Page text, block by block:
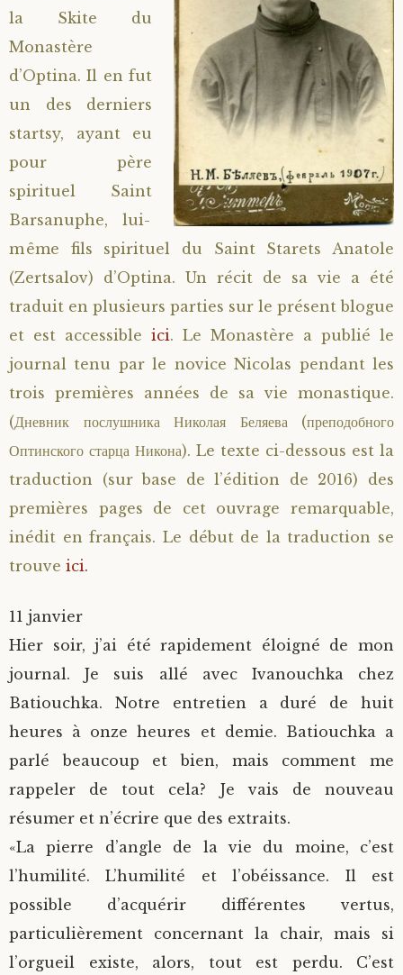
Saint Hilarion (Troïtski)
Saint Jean de Kronstadt
Saint Laurent de Tchernigov
Saint Nikon d’Optina
Saint Seraphim de Sarov
Saint Seraphim de Vyritsa
Saint Serge de Radonège
Saint Siméon (Jelnine)
Saint Sophrony l’Athonite
Sainte Xenia
Sainte Matrone de Moscou
Métropolite Zénobe (Majouga)
Archimandrite Adrien (Kirsanov)
Archimandrite Alipi (Voronov)
Archimandrite Andronique (Loukach)
Archimandrite Athénogène (Agapov)
Higoumène Boris (Kramtsov)
Bienheureuses et Staritsas
Bienheureuse Lioubouchka
Bienheureuse Maria Ivanovna
Staritsa Marie Makovkine
Natalia de Vyritsa
Staritsa Anastasia
Geronda Grigorios de Dochiariou
Archimandrite Hippolyte (Khaline)
Archimandrite Lazare (Abachidzé)
Geronda Arsenios le Spiléote
Gerondissa Makrina (Vassopoulou)
Père Héliodore
Famille spirituelle
Portraits
la Skite du
Monastère
d’Optina. Il en fut
un des derniers
startsy, ayant eu
pour père
spirituel Saint
Barsanuphe, lui-
même fils spirituel du Saint Starets Anatole
(Zertsalov) d’Optina. Un récit de sa vie a été
traduit en plusieurs parties sur le présent blogue
et est accessible ici. Le Monastère a publié le
journal tenu par le novice Nicolas pendant les
trois premières années de sa vie monastique.
(Дневник послушника Николая Беляева (преподобного
Оптинского старца Никона). Le texte ci-dessous est la
traduction (sur base de l’édition de 2016) des
premières pages de cet ouvrage remarquable,
inédit en français. Le début de la traduction se
trouve ici.
11 janvier
Hier soir, j’ai été rapidement éloigné de mon
journal. Je suis allé avec Ivanouchka chez
Batiouchka. Notre entretien a duré de huit
heures à onze heures et demie. Batiouchka a
parlé beaucoup et bien, mais comment me
rappeler de tout cela? Je vais de nouveau
résumer et n’écrire que des extraits.
«La pierre d’angle de la vie du moine, c’est
l’humilité. L’humilité et l’obéissance. Il est
possible d’acquérir différentes vertus,
particulièrement concernant la chair, mais si
l’orgueil existe, alors, tout est perdu. C’est